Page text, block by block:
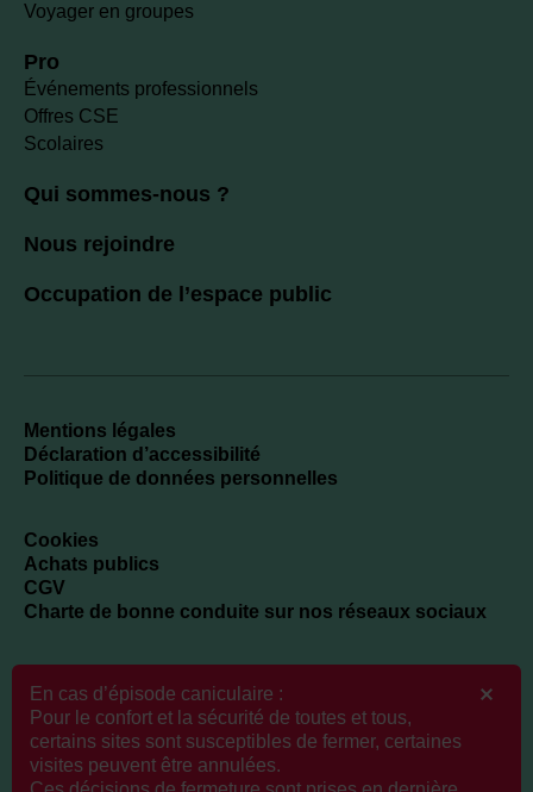
Voyager en groupes
Pro
Événements professionnels
Offres CSE
Scolaires
Qui sommes-nous ?
Nous rejoindre
Occupation de l’espace public
Mentions légales
Déclaration d’accessibilité
Politique de données personnelles
Cookies
Achats publics
CGV
Charte de bonne conduite sur nos réseaux sociaux
Newsletter
En cas d’épisode caniculaire :
Pour le confort et la sécurité de toutes et tous,
certains sites sont susceptibles de fermer, certaines
visites peuvent être annulées.